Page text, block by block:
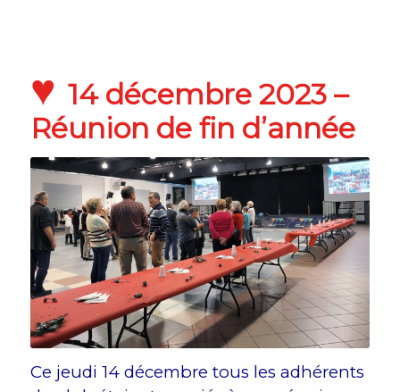
♥ 14 décembre 2023 –
Réunion de fin d’année
Ce jeudi 14 décembre tous les adhérents